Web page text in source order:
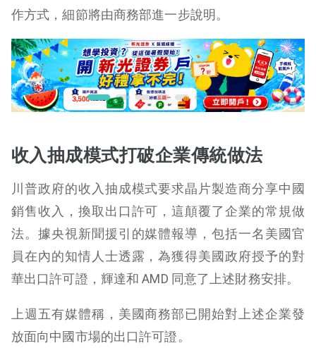
作方式，細節將由商務部進一步說明。
收入抽成模式打破企業傳統做法
川普政府的收入抽成模式要求晶片製造商分享中國
銷售收入，換取出口許可，這顛覆了企業的常規做
法。據央視新聞援引的媒體報導，包括一名美國官
員在內的知情人士透露，為獲得美國政府授予的對
華出口許可證，輝達和 AMD 同意了上述財務安排。
上週五有媒體稱，美國商務部已開始對上述企業發
放面向中國市場的出口許可證。